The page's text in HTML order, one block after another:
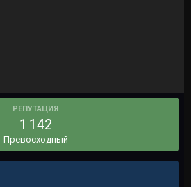
РЕПУТАЦИЯ
1 142
Превосходный